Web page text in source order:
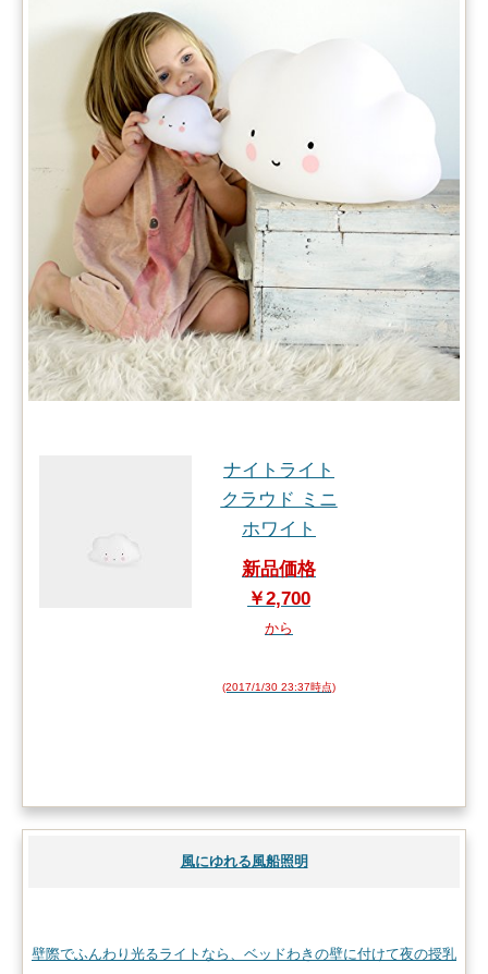
ナイトライト
クラウド ミニ
ホワイト
新品価格
￥2,700
から
(2017/1/30 23:37時点)
風にゆれる風船照明
壁際でふんわり光るライトなら、ベッドわきの壁に付けて夜の授乳